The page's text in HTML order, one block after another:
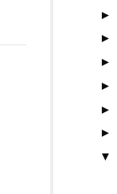
►
►
►
►
►
►
▼